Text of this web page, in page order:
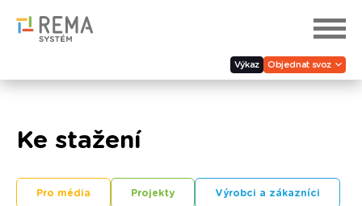
Výkaz Objednat svoz
Ke stažení
Pro média Projekty Výrobci a zákazníci